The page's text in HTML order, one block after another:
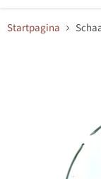
Startpagina